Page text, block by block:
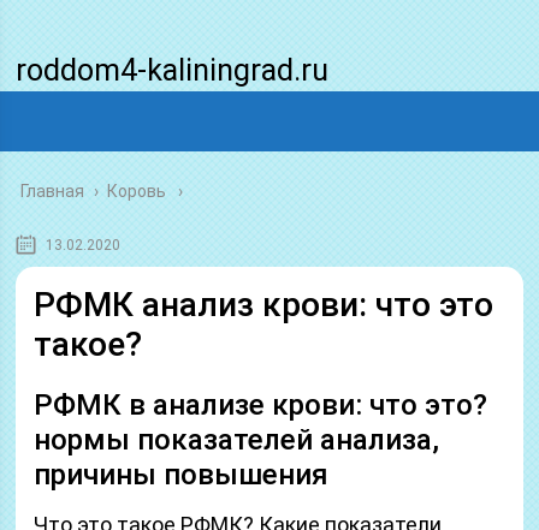
roddom4-kaliningrad.ru
Главная › Коровь
13.02.2020
РФМК анализ крови: что это
такое?
РФМК в анализе крови: что это?
нормы показателей анализа,
причины повышения
Что это такое РФМК? Какие показатели